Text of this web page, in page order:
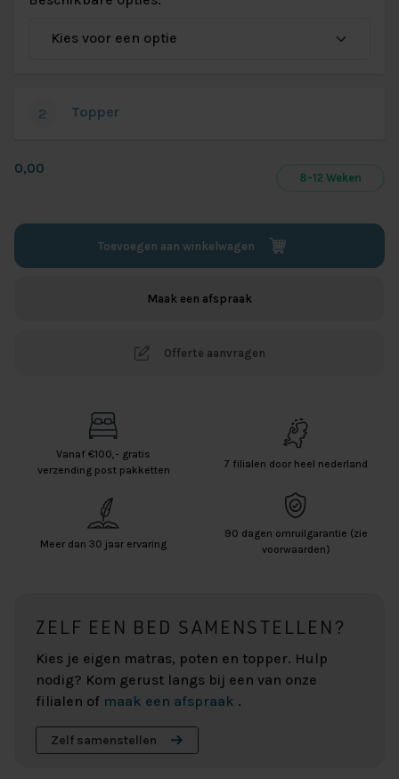
2 Topper
0,00
8-12 Weken
Toevoegen aan winkelwagen
Maak een afspraak
Offerte aanvragen
Vanaf €100,- gratis
verzending post pakketten
7 filialen door heel nederland
Meer dan 30 jaar ervaring
90 dagen omruilgarantie (zie
voorwaarden)
ZELF EEN BED SAMENSTELLEN?
Kies je eigen matras, poten en topper. Hulp
nodig? Kom gerust langs bij een van onze
filialen of maak een afspraak .
Zelf samenstellen